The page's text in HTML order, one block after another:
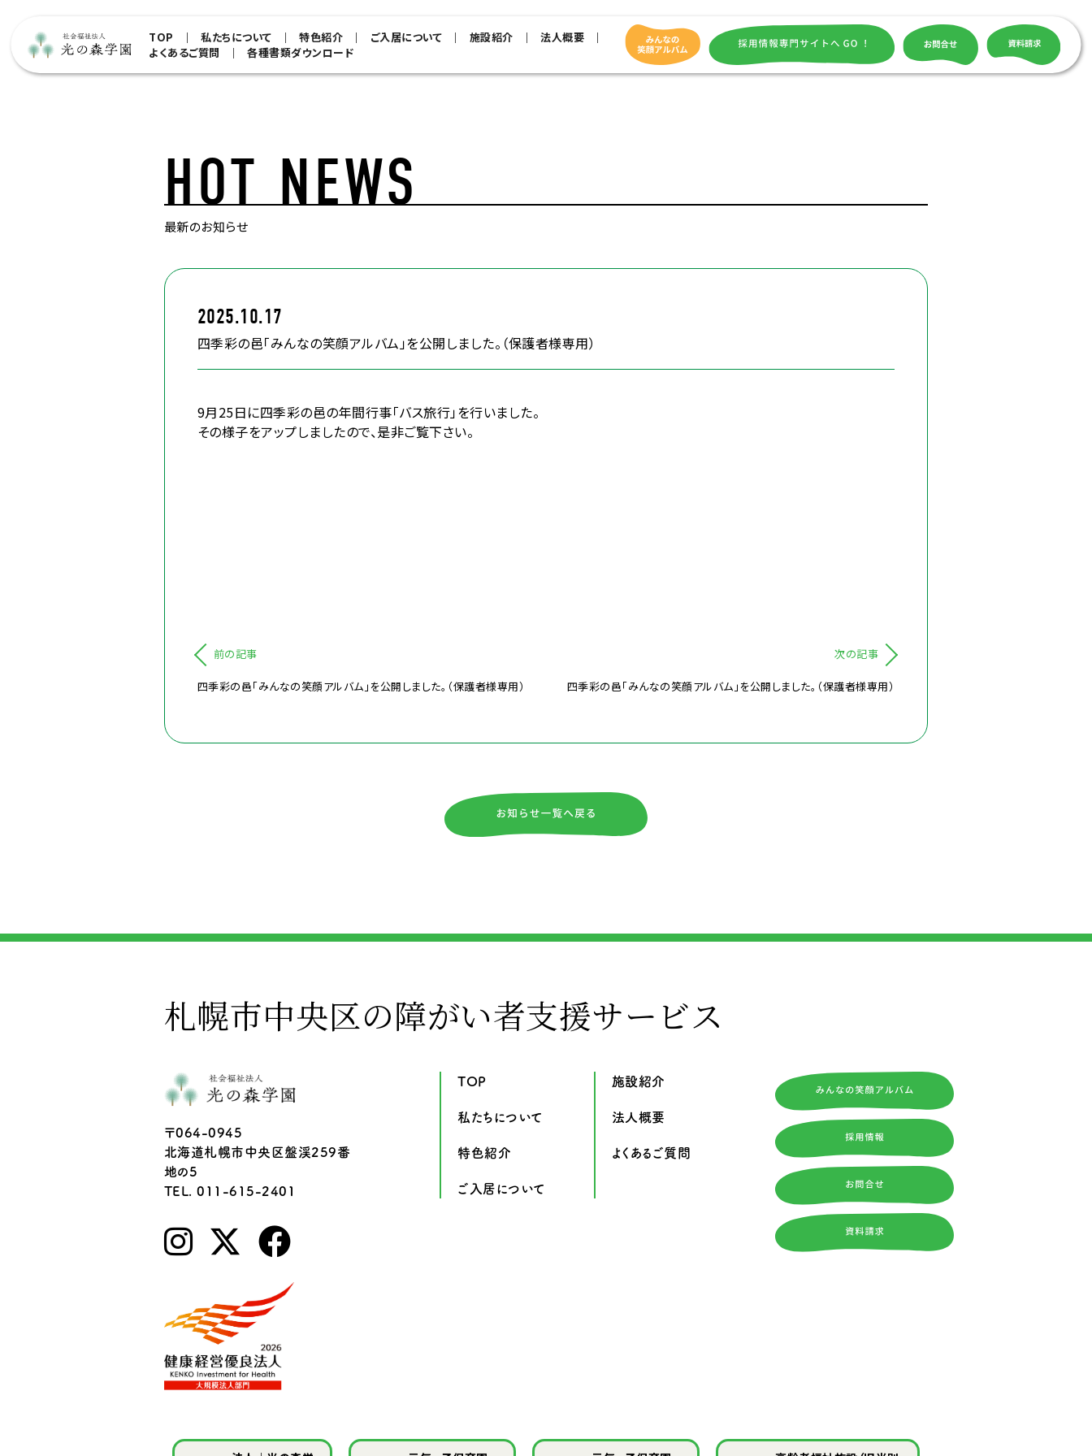
TOP 私たちについて 特色紹介 ご入居について 施設紹介
法人概要
よくあるご質問
各種書類ダウンロード
HOT NEWS
最新のお知らせ
2025.10.17
四季彩の邑「みんなの笑顔アルバム」を公開しました。（保護者様専用）
9月25日に四季彩の邑の年間行事「バス旅行」を行いました。
その様子をアップしましたので、是非ご覧下さい。
前の記事
四季彩の邑「みんなの笑顔アルバム」を公開しました。（保護者様専用）
次の記事
四季彩の邑「みんなの笑顔アルバム」を公開しました。（保護者様専用）
札幌市中央区の障がい者支援サービス
〒064-0945
北海道札幌市中央区盤渓259番
地の5
TEL. 011-615-2401
TOP
私たちについて
特色紹介
ご入居について
施設紹介
法人概要
よくあるご質問